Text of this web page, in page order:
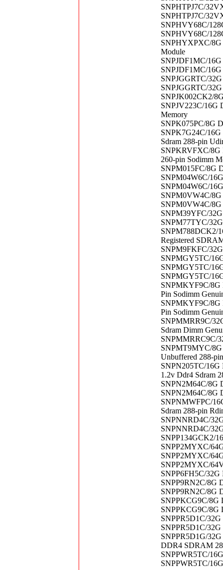
SNPHTPJ7C/
SNPHTPJ7C/
SNPHVY68C/
SNPHVY68C/
SNPHYXPXC/8G
Module
SNPJDF1MC/
SNPJDF1MC/
SNPJGGRTC/
SNPJGGRTC/
SNPJK002CK2/
SNPJV223C/16G
Memory
SNPK075PC/8G
SNPK7G24C/
Sdram 288-pin
SNPKRVFXC/8G
260-pin Sodimm
SNPM015FC/8G
SNPM04W6C/
SNPM04W6C/
SNPM0VW4C/
SNPM0VW4C/
SNPM39YFC/
SNPM77TYC/
SNPM788DCK2/
Registered
SNPM9FKFC/
SNPMGY5TC/
SNPMGY5TC/
SNPMGY5TC/
SNPMKYF9C/8G
Pin Sodimm
SNPMKYF9C/8G
Pin Sodimm
SNPMMRR9C/
Sdram Dimm
SNPMMRRC9C/
SNPMT9MYC/8G
Unbuffered 288-
SNPN205TC/16G
1.2v Ddr4 Sdram
SNPN2M64C/8G
SNPN2M64C/8G
SNPNMWFPC/
Sdram 288-pin
SNPNNRD4C/
SNPNNRD4C/
SNPP134GCK2/
SNPP2MYXC/
SNPP2MYXC/
SNPP2MYXC/
SNPP6FH5C/
SNPP9RN2C/8G
SNPP9RN2C/8G
SNPPKCG9C/8G
SNPPKCG9C/8G
SNPPR5D1C/
SNPPR5D1C/
SNPPR5D1G/
DDR4 SDRAM
SNPPWR5TC/
SNPPWR5TC/